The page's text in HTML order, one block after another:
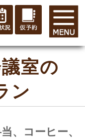
室の
ン
、コーヒー、